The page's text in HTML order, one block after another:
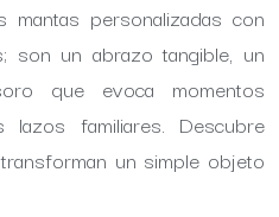
personalizadas con
un abrazo tangible, un
que evoca momentos
familiares. Descubre
un simple objeto